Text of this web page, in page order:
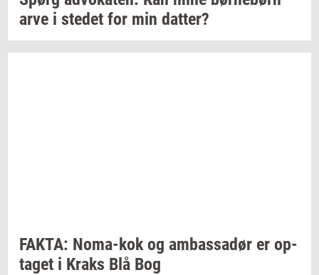
arve i ste­det for min dat­ter?
FAKTA: Noma-​kok og am­bas­sa­dør er op­
ta­get i Kraks Blå Bog